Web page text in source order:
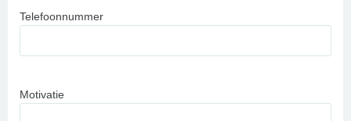
Telefoonnummer
Motivatie